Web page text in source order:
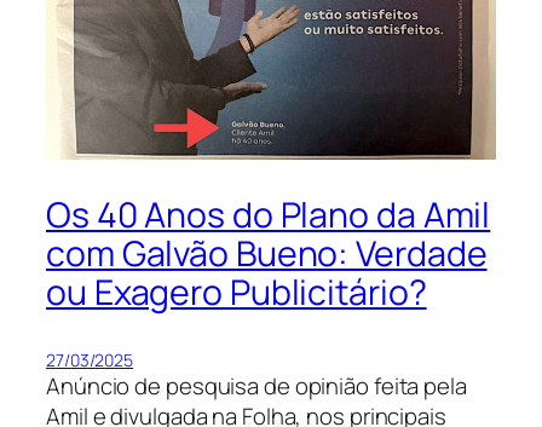
Os 40 Anos do Plano da Amil
com Galvão Bueno: Verdade
ou Exagero Publicitário?
27/03/2025
Anúncio de pesquisa de opinião feita pela
Amil e divulgada na Folha, nos principais